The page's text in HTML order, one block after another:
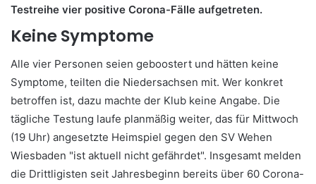
Testreihe vier positive Corona-Fälle aufgetreten.
Keine Symptome
Alle vier Personen seien geboostert und hätten keine
Symptome, teilten die Niedersachsen mit. Wer konkret
betroffen ist, dazu machte der Klub keine Angabe. Die
tägliche Testung laufe planmäßig weiter, das für Mittwoch
(19 Uhr) angesetzte Heimspiel gegen den SV Wehen
Wiesbaden "ist aktuell nicht gefährdet". Insgesamt melden
die Drittligisten seit Jahresbeginn bereits über 60 Corona-